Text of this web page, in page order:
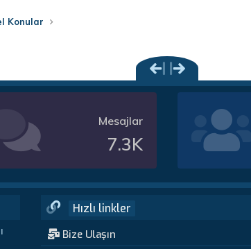
Konular
Mesajlar
7.3K
Hızlı linkler
Bize Ulaşın